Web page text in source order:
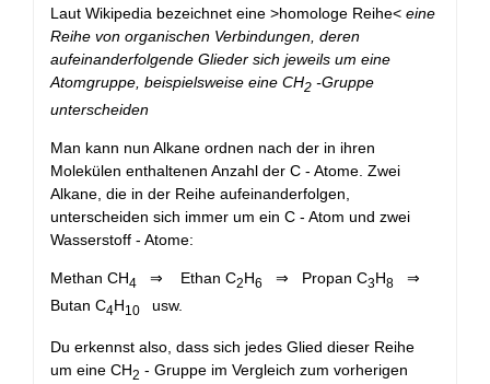
Laut Wikipedia bezeichnet eine >homologe Reihe< eine
Reihe von organischen Verbindungen, deren
aufeinanderfolgende Glieder sich jeweils um eine
Atomgruppe, beispielsweise eine CH2 -Gruppe
unterscheiden
Man kann nun Alkane ordnen nach der in ihren
Molekülen enthaltenen Anzahl der C - Atome. Zwei
Alkane, die in der Reihe aufeinanderfolgen,
unterscheiden sich immer um ein C - Atom und zwei
Wasserstoff - Atome:
Methan CH4 ⇒ Ethan C2H6 ⇒ Propan C3H8
⇒
Butan C4H10 usw.
Du erkennst also, dass sich jedes Glied dieser Reihe
um eine CH2 - Gruppe im Vergleich zum vorherigen